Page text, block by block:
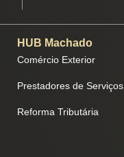
HUB Machado
Comércio Exterior
Prestadores de Serviços
Reforma Tributária